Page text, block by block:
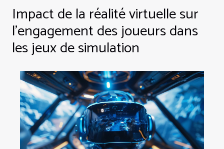
Impact de la réalité virtuelle sur
l'engagement des joueurs dans
les jeux de simulation